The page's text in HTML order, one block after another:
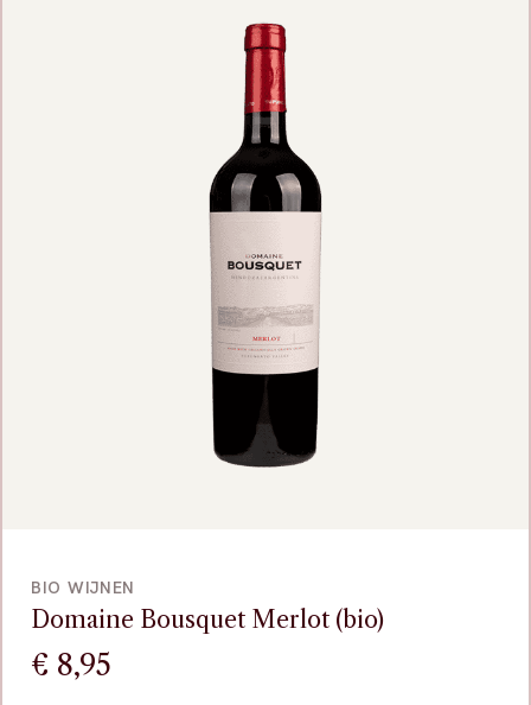
BIO WIJNEN
Domaine Bousquet Merlot (bio)
€ 8,95